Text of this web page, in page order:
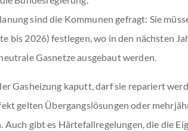
sind die Kommunen gefragt: Sie
bis 2026) festlegen, wo in den nächsten
Gasnetze ausgebaut werden.
Gasheizung kaputt, darf sie repariert
gelten Übergangslösungen oder
Auch gibt es Härtefallregelungen, die die